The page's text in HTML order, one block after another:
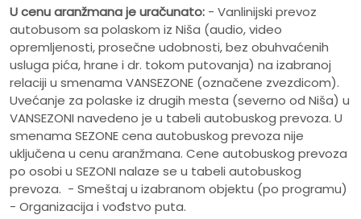
U cenu aranžmana je uračunato: - Vanlinijski prevoz
autobusom sa polaskom iz Niša (audio, video
opremljenosti, prosečne udobnosti, bez obuhvaćenih
usluga pića, hrane i dr. tokom putovanja) na izabranoj
relaciji u smenama VANSEZONE (označene zvezdicom).
Uvećanje za polaske iz drugih mesta (severno od Niša) u
VANSEZONI navedeno je u tabeli autobuskog prevoza. U
smenama SEZONE cena autobuskog prevoza nije
uključena u cenu aranžmana. Cene autobuskog prevoza
po osobi u SEZONI nalaze se u tabeli autobuskog
prevoza. - Smeštaj u izabranom objektu (po programu)
- Organizacija i vođstvo puta.